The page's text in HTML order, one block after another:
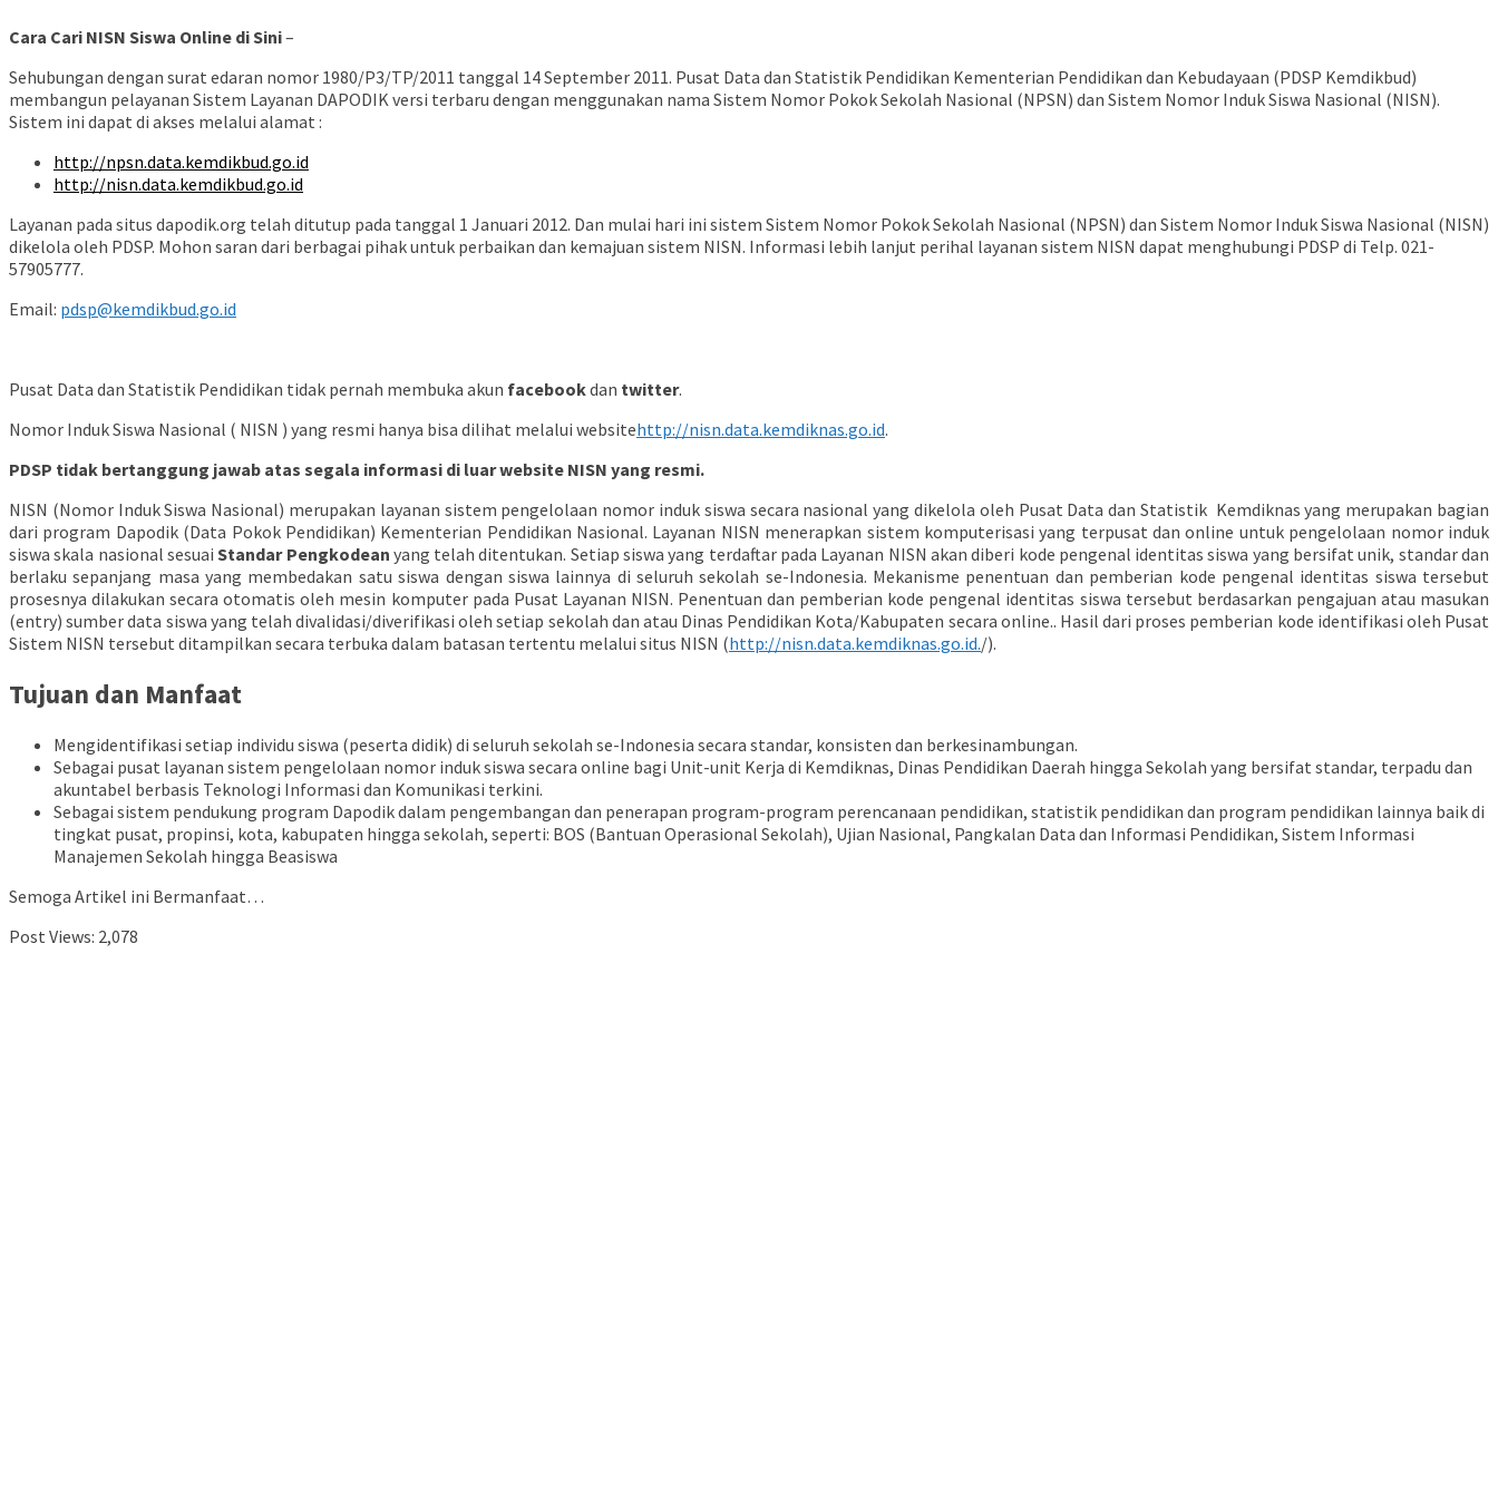
Cara Cari NISN Siswa Online di Sini–
Sehubungan dengan surat edaran nomor 1980/P3/TP/2011 tanggal 14 September 2011. Pusat Data dan Statistik Pendidikan Kementerian Pendidikan dan Kebudayaan (PDSP Kemdikbud)
membangun pelayanan Sistem Layanan DAPODIK versi terbaru dengan menggunakan nama Sistem Nomor Pokok Sekolah Nasional (NPSN) dan Sistem Nomor Induk Siswa Nasional (NISN).
Sistem ini dapat di akses melalui alamat :
http://npsn.data.kemdikbud.go.id
http://nisn.data.kemdikbud.go.id
Layanan pada situs dapodik.org telah ditutup pada tanggal 1 Januari 2012. Dan mulai hari ini sistem Sistem Nomor Pokok Sekolah Nasional (NPSN) dan Sistem Nomor Induk Siswa Nasional (NISN)
dikelola oleh PDSP. Mohon saran dari berbagai pihak untuk perbaikan dan kemajuan sistem NISN. Informasi lebih lanjut perihal layanan sistem NISN dapat menghubungi PDSP di Telp. 021-
57905777.
Email: pdsp@kemdikbud.go.id
Pusat Data dan Statistik Pendidikan tidak pernah membuka akun facebookdan twitter.
Nomor Induk Siswa Nasional ( NISN ) yang resmi hanya bisa dilihat melalui websitehttp://nisn.data.kemdiknas.go.id.
PDSP tidak bertanggung jawab atas segala informasi di luar website NISN yang resmi.
NISN (Nomor Induk Siswa Nasional) merupakan layanan sistem pengelolaan nomor induk siswa secara nasional yang dikelola oleh Pusat Data dan Statistik Kemdiknas yang merupakan bagian
dari program Dapodik (Data Pokok Pendidikan) Kementerian Pendidikan Nasional. Layanan NISN menerapkan sistem komputerisasi yang terpusat dan online untuk pengelolaan nomor induk
siswa skala nasional sesuaiStandar Pengkodean yang telah ditentukan. Setiap siswa yang terdaftar pada Layanan NISN akan diberi kode pengenal identitas siswa yang bersifat unik, standar dan
berlaku sepanjang masa yang membedakan satu siswa dengan siswa lainnya di seluruh sekolah se-Indonesia. Mekanisme penentuan dan pemberian kode pengenal identitas siswa tersebut
prosesnya dilakukan secara otomatis oleh mesin komputer pada Pusat Layanan NISN. Penentuan dan pemberian kode pengenal identitas siswa tersebut berdasarkan pengajuan atau masukan
(entry) sumber data siswa yang telah divalidasi/diverifikasi oleh setiap sekolah dan atau Dinas Pendidikan Kota/Kabupaten secara online.. Hasil dari proses pemberian kode identifikasi oleh Pusat
Sistem NISN tersebut ditampilkan secara terbuka dalam batasan tertentu melalui situs NISN (http://nisn.data.kemdiknas.go.id./).
Tujuan dan Manfaat
Mengidentifikasi setiap individu siswa (peserta didik) di seluruh sekolah se-Indonesia secara standar, konsisten dan berkesinambungan.
Sebagai pusat layanan sistem pengelolaan nomor induk siswa secara online bagi Unit-unit Kerja di Kemdiknas, Dinas Pendidikan Daerah hingga Sekolah yang bersifat standar, terpadu dan
akuntabel berbasis Teknologi Informasi dan Komunikasi terkini.
Sebagai sistem pendukung program Dapodik dalam pengembangan dan penerapan program-program perencanaan pendidikan, statistik pendidikan dan program pendidikan lainnya baik di
tingkat pusat, propinsi, kota, kabupaten hingga sekolah, seperti: BOS (Bantuan Operasional Sekolah), Ujian Nasional, Pangkalan Data dan Informasi Pendidikan, Sistem Informasi
Manajemen Sekolah hingga Beasiswa
Semoga Artikel ini Bermanfaat…
Post Views: 2,078